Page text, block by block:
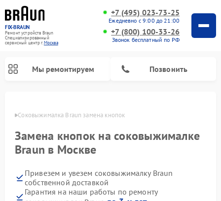
FIX-BRAUN
Ремонт устройств Braun
Специализированный
cервисный центр г.Москва
+7 (495) 023-73-25
Ежедневно с 9:00 до 21:00
+7 (800) 100-33-26
Звонок бесплатный по РФ
Мы ремонтируем Позвонить
Соковыжималка Braun замена кнопок
Замена кнопок на соковыжималке
Braun в Москве
Привезем и увезем соковыжималку Braun
собственной доставкой
Гарантия на наши работы по ремонту